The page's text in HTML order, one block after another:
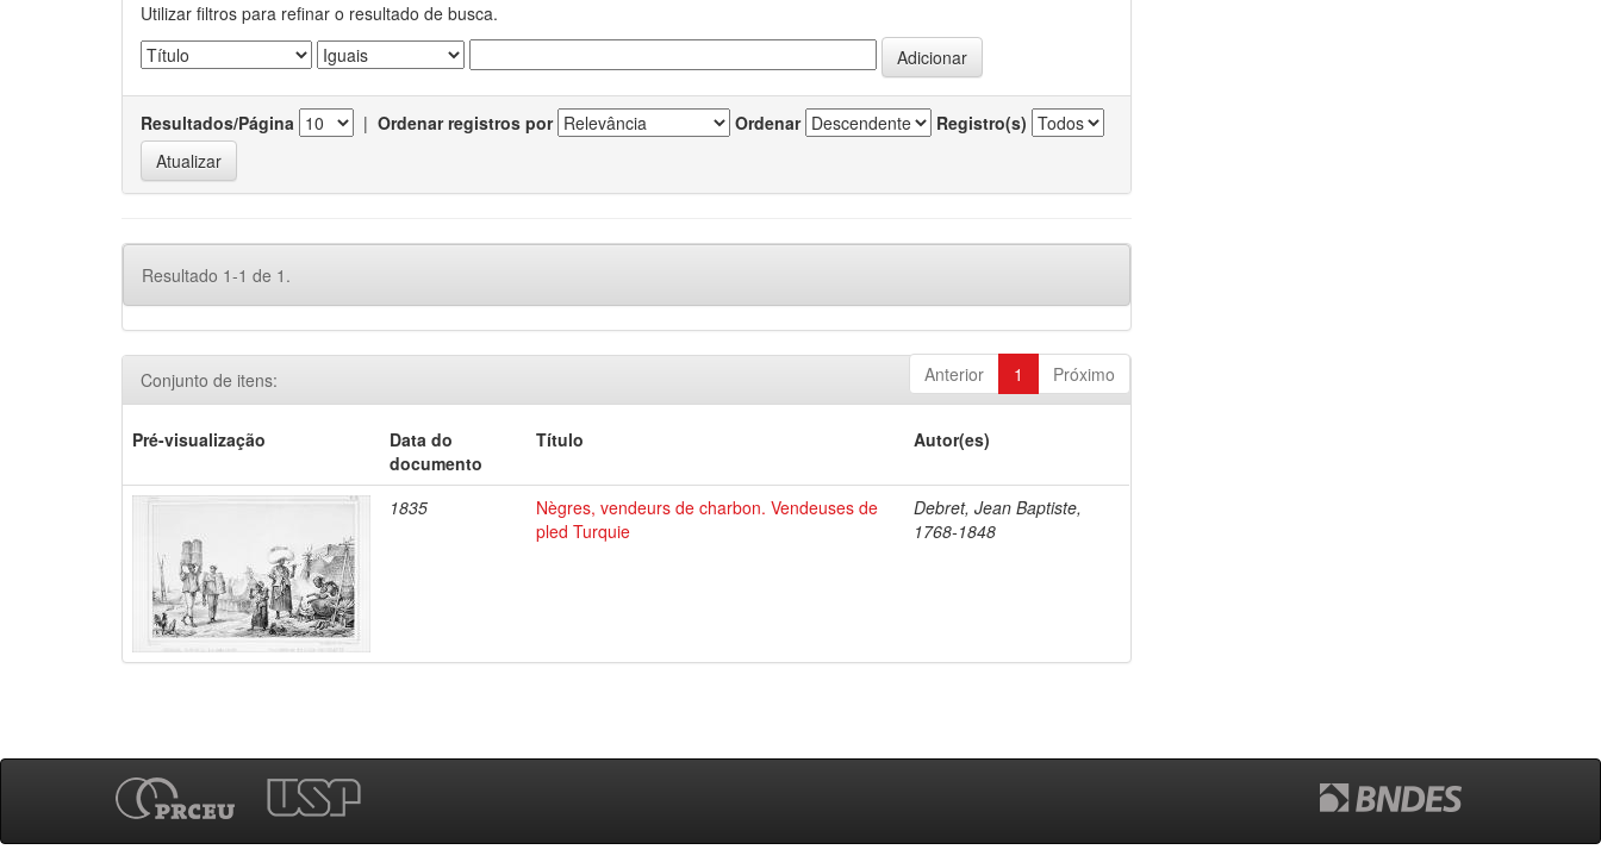
Utilizar filtros para refinar o resultado de busca.
Resultados/Página | Ordenar registros por Ordenar Registro(s)
Resultado 1-1 de 1.
Anterior 1 Próximo
Conjunto de itens:
Pré-visualização
Data do
documento
Título Autor(es)
1835
Nègres, vendeurs de charbon. Vendeuses de
pled Turquie
Debret, Jean Baptiste,
1768-1848